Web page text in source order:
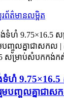
ព័ត៌មានលម្អិត
ហំ 9.75×16.5
មបញ្ចូលគ្នាជ